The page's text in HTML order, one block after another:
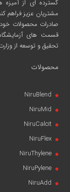
گسترده ای از
مشتریان عزیز فراهم
صادرات محصولات
قسمت های
تحقیق و توسعه از
محصولات
NiruBlend
NiruMid
NiruCalcit
NiruFlex
NiruThylene
NiruPylene
NiruAdd